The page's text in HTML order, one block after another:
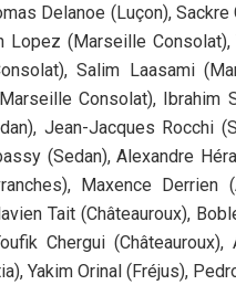
Delanoe (Luçon), Sackre
Lopez (Marseille
Salim Laasami
Consolat), Ibrahim
Jean-Jacques Rocchi
(Sedan), Alexandre
Maxence Derrien
Tait (Châteauroux),
Chergui (Châteauroux),
Yakim Orinal (Fréjus),